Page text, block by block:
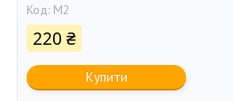
Код: М2
220 ₴
Купити